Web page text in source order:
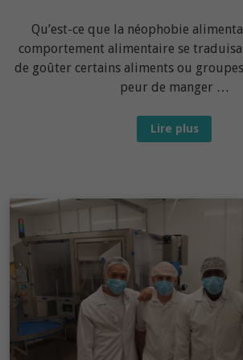
Qu’est-ce que la néophobie
comportement alimentaire se
de goûter certains aliments ou
peur de manger …
Néophobie
alimentaire
chez
Lire plus